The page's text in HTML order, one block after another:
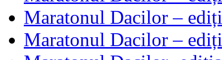
Maratonul Dacilor –
Maratonul Dacilor –